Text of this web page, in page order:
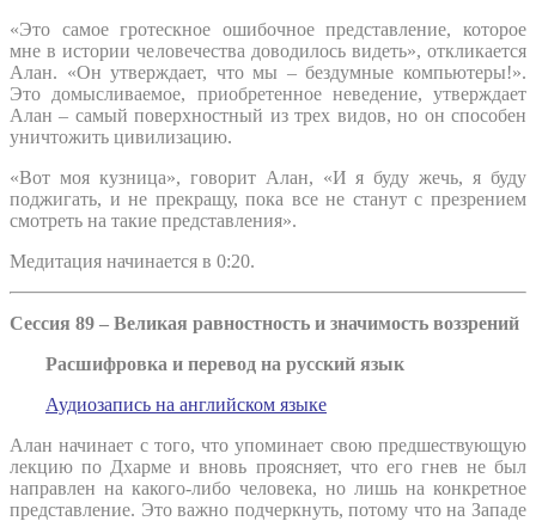
«Это самое гротескное ошибочное представление, которое
мне в истории человечества доводилось видеть», откликается
Алан. «Он утверждает, что мы – бездумные компьютеры!».
Это домысливаемое, приобретенное неведение, утверждает
Алан – самый поверхностный из трех видов, но он способен
уничтожить цивилизацию.
«Вот моя кузница», говорит Алан, «И я буду жечь, я буду
поджигать, и не прекращу, пока все не станут с презрением
смотреть на такие представления».
Медитация начинается в 0:20.
Сессия 89 – Великая равностность и значимость воззрений
Расшифровка и перевод на русский язык
Аудиозапись на английском языке
Алан начинает с того, что упоминает свою предшествующую
лекцию по Дхарме и вновь проясняет, что его гнев не был
направлен на какого-либо человека, но лишь на конкретное
представление. Это важно подчеркнуть, потому что на Западе